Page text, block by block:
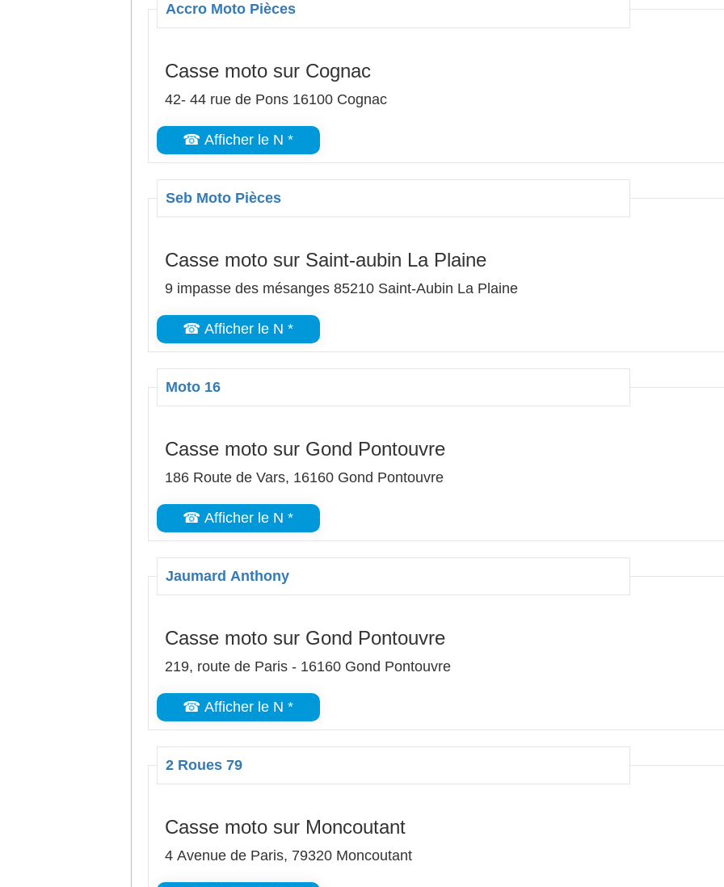
Accro Moto Pièces
Casse moto sur Cognac
42- 44 rue de Pons 16100 Cognac
☎ Afficher le N *
Seb Moto Pièces
Casse moto sur Saint-aubin La Plaine
9 impasse des mésanges 85210 Saint-Aubin La Plaine
☎ Afficher le N *
Moto 16
Casse moto sur Gond Pontouvre
186 Route de Vars, 16160 Gond Pontouvre
☎ Afficher le N *
Jaumard Anthony
Casse moto sur Gond Pontouvre
219, route de Paris - 16160 Gond Pontouvre
☎ Afficher le N *
2 Roues 79
Casse moto sur Moncoutant
4 Avenue de Paris, 79320 Moncoutant